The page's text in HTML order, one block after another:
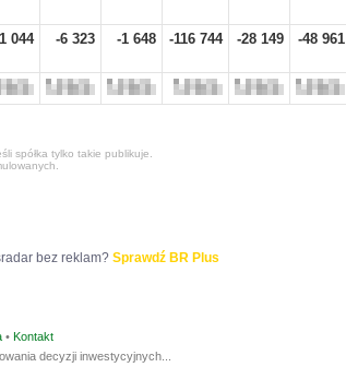
044 -6 323 -1 648 -116 744 -28 149 -48 961
spółka tylko takie publikuje.
bez reklam? Sprawdź BR Plus
• Kontakt
decyzji inwestycyjnych...